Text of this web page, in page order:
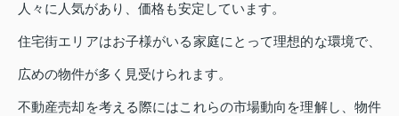
人々に人気があり、価格も安定しています。
住宅街エリアはお子様がいる家庭にとって理想的な環境で、
広めの物件が多く見受けられます。
不動産売却を考える際にはこれらの市場動向を理解し、物件